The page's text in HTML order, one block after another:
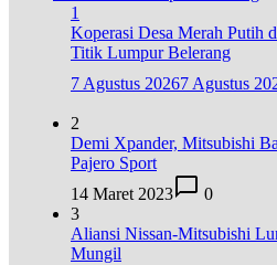
1
Koperasi Desa Merah Putih
Titik Lumpur Belerang
7 Agustus 20267 Agustus
2
Demi Xpander, Mitsubishi
Pajero Sport
14 Maret 2023
0
3
Aliansi Nissan-Mitsubishi
Mungil